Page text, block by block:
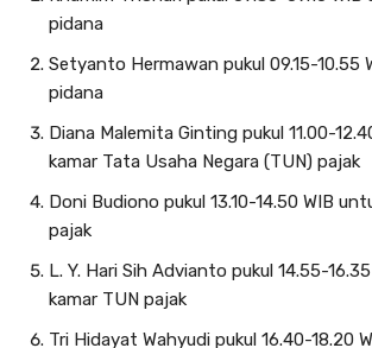
pidana
Setyanto Hermawan pukul 09.15-10.55
pidana
Diana Malemita Ginting pukul 11.00-
kamar Tata Usaha Negara (TUN) pajak
Doni Budiono pukul 13.10-14.50 WIB
pajak
L. Y. Hari Sih Advianto pukul 14.55-
kamar TUN pajak
Tri Hidayat Wahyudi pukul 16.40-18.20